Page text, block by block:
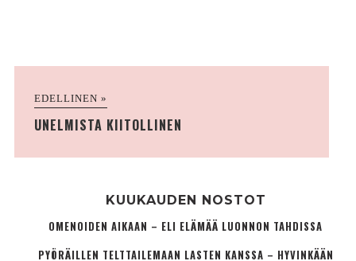
EDELLINEN »
UNELMISTA KIITOLLINEN
KUUKAUDEN NOSTOT
OMENOIDEN AIKAAN – ELI ELÄMÄÄ LUONNON TAHDISSA
PYÖRÄILLEN TELTTAILEMAAN LASTEN KANSSA – HYVINKÄÄN